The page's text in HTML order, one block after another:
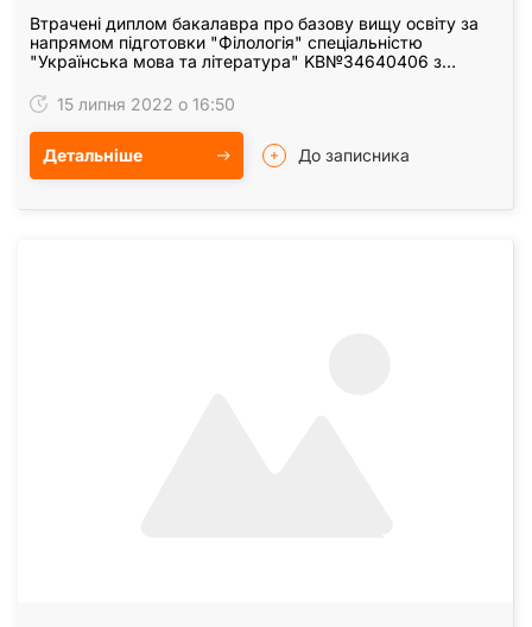
Втрачені диплом бакалавра про базову вищу освіту за
напрямом підготовки "Філологія" спеціальністю
"Українська мова та література" KB№34640406 з
15 липня 2022 о 16:50
Детальніше До записника